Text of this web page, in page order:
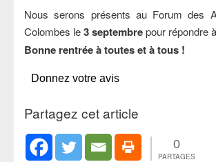
Nous serons présents au Forum des
Colombes le3 septembrepour répondre
Bonne rentrée à toutes et à tous !
Donnez votre avis
Partagez cet article
0
PARTAGES